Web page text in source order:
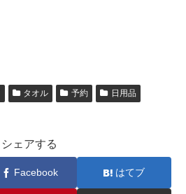
タオル 予約
日用品
シェアする
Facebook はてブ